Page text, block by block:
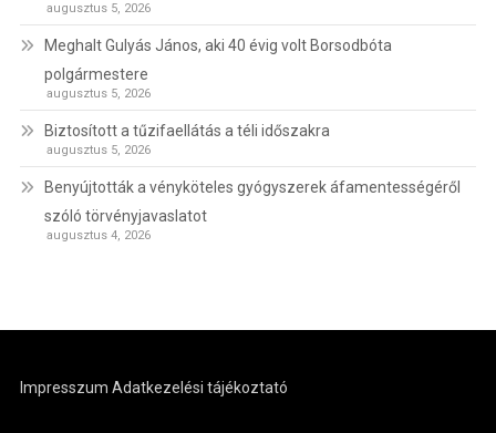
augusztus 5, 2026
Meghalt Gulyás János, aki 40 évig volt Borsodbóta
polgármestere
augusztus 5, 2026
Biztosított a tűzifaellátás a téli időszakra
augusztus 5, 2026
Benyújtották a vényköteles gyógyszerek áfamentességéről
szóló törvényjavaslatot
augusztus 4, 2026
Impresszum Adatkezelési tájékoztató